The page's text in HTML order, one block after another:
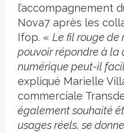
l’accompagnement
Nova7 après les
Ifop. « Le fil rouge de
pouvoir répondre à la
numérique peut-il
expliqué Marielle
commerciale
également souhaité
usages réels, se